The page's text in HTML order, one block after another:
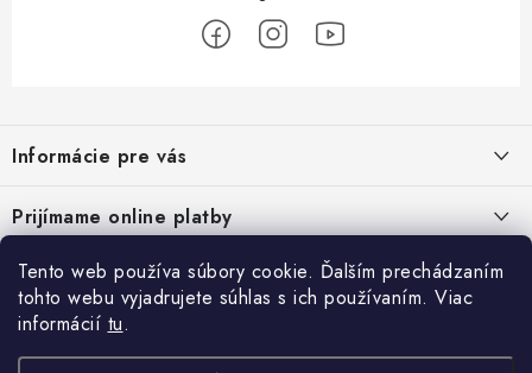
Tento web používa súbory cookie. Ďalším prechádzaním
tohto webu vyjadrujete súhlas s ich používaním. Viac
informácií tu.
p
ä
t
Informácie pre vás
Reklamačný poriadok - formulár
Kontakt
Prijímame online platby
Prihlásenie
E-mail
Facebook